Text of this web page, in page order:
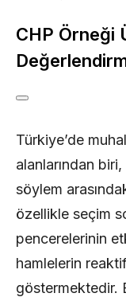
CHP Örneği
Türkiye’de
alanlarından
söylem
özellikle seçim
pencerelerinin
hamlelerin
göstermektedir.